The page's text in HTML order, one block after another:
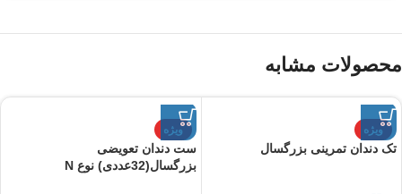
محصولات مشابه
ویژه
تک دندان تمرینی بزرگسال
ویژه
ست دندان تعویضی
بزرگسال(32عددی) نوع N